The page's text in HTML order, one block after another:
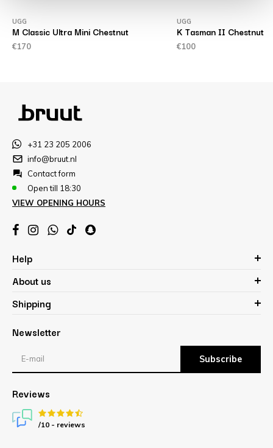
UGG
M Classic Ultra Mini Chestnut
€170
UGG
K Tasman II Chestnut
€100
+31 23 205 2006
info@bruut.nl
Contact form
Open till 18:30
VIEW OPENING HOURS
Help
About us
Shipping
Newsletter
Subscribe
Reviews
/10 - reviews